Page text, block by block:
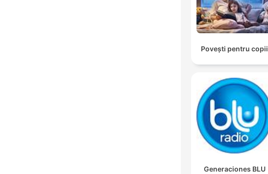
Povești pentru copii
Generaciones BLU